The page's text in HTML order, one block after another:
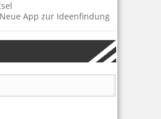
Neue App zur Ideenfindung